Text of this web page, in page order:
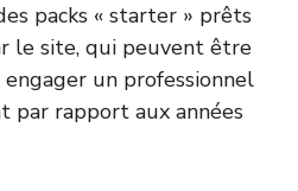
packs « starter » prêts
le site, qui peuvent être
engager un professionnel
par rapport aux années